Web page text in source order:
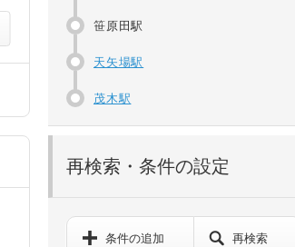
笹原田駅
天矢場駅
茂木駅
再検索・条件の設定
条件の追加 再検索